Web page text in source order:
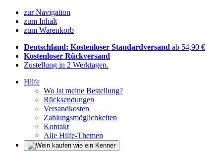
zur Navigation
zum Inhalt
zum Warenkorb
Deutschland: Kostenloser Standardversand ab 54,90 €
Kostenloser Rückversand
Zustellung in 2 Werktagen.
Hilfe
Wo ist meine Bestellung?
Rücksendungen
Versandkosten
Zahlungsmöglichkeiten
Kontakt
Alle Hilfe-Themen